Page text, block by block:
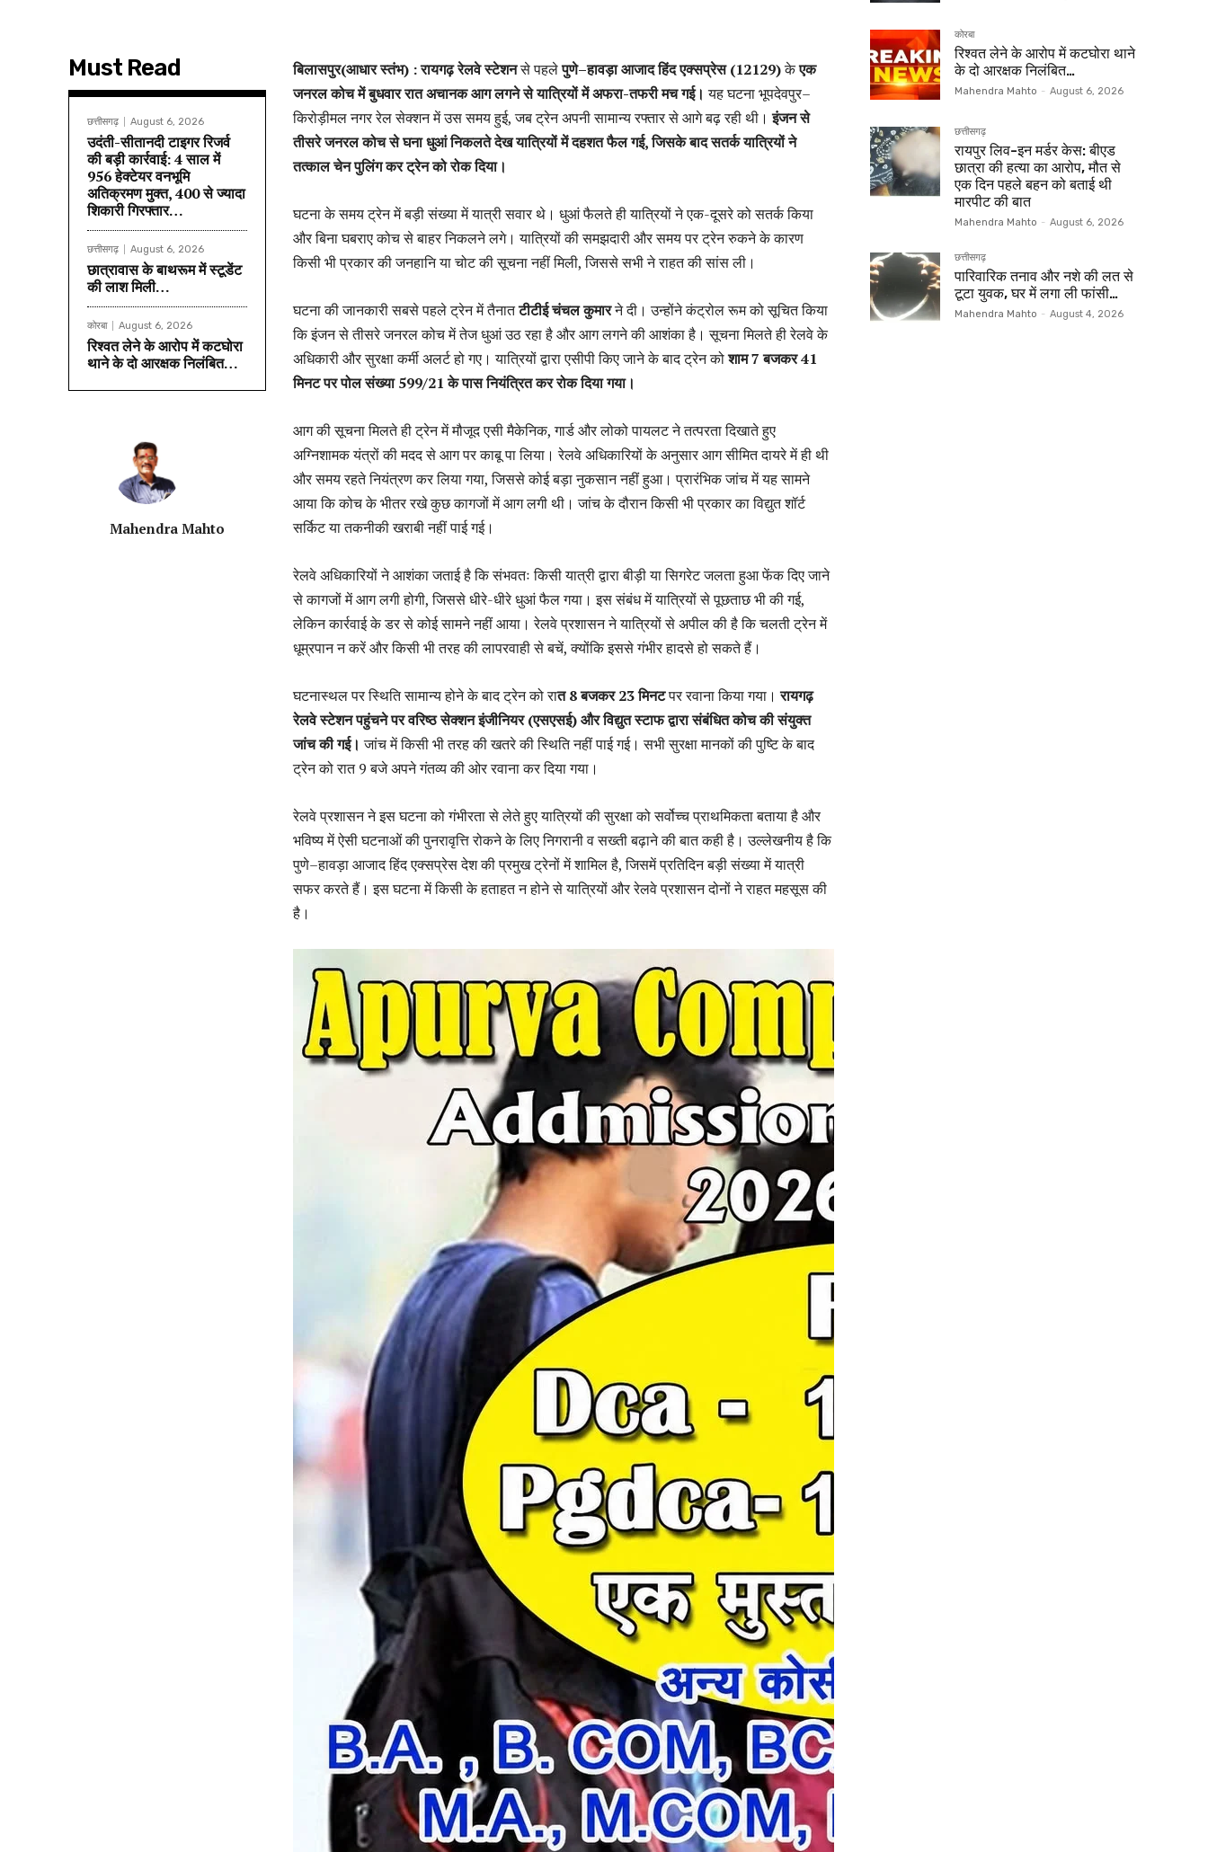
Must Read
छत्तीसगढ़ August 6, 2026
उदंती-सीतानदी टाइगर रिजर्व
की बड़ी कार्रवाई: 4 साल में
956 हेक्टेयर वनभूमि
अतिक्रमण मुक्त, 400 से ज्यादा
शिकारी गिरफ्तार…
छत्तीसगढ़ August 6, 2026
छात्रावास के बाथरूम में स्टूडेंट
की लाश मिली…
कोरबा August 6, 2026
रिश्वत लेने के आरोप में कटघोरा
थाने के दो आरक्षक निलंबित…
Mahendra Mahto
बिलासपुर(आधार स्तंभ) : रायगढ़ रेलवे स्टेशनसे पहलेपुणे–हावड़ा आजाद हिंद एक्सप्रेस (12129)केएक
जनरल कोच में बुधवार रात अचानक आग लगने से यात्रियों में अफरा-तफरी मच गई। यह घटना भूपदेवपुर–
किरोड़ीमल नगर रेल सेक्शन में उस समय हुई, जब ट्रेन अपनी सामान्य रफ्तार से आगे बढ़ रही थी। इंजन से
तीसरे जनरल कोच से घना धुआं निकलते देख यात्रियों में दहशत फैल गई, जिसके बाद सतर्क यात्रियों ने
तत्काल चेन पुलिंग कर ट्रेन को रोक दिया।
घटना के समय ट्रेन में बड़ी संख्या में यात्री सवार थे। धुआं फैलते ही यात्रियों ने एक-दूसरे को सतर्क किया
और बिना घबराए कोच से बाहर निकलने लगे। यात्रियों की समझदारी और समय पर ट्रेन रुकने के कारण
किसी भी प्रकार की जनहानि या चोट की सूचना नहीं मिली, जिससे सभी ने राहत की सांस ली।
घटना की जानकारी सबसे पहले ट्रेन में तैनातटीटीई चंचल कुमारने दी। उन्होंने कंट्रोल रूम को सूचित किया
कि इंजन से तीसरे जनरल कोच में तेज धुआं उठ रहा है और आग लगने की आशंका है। सूचना मिलते ही रेलवे के
अधिकारी और सुरक्षा कर्मी अलर्ट हो गए। यात्रियों द्वारा एसीपी किए जाने के बाद ट्रेन कोशाम 7 बजकर 41
मिनट पर पोल संख्या 599/21 के पास नियंत्रित कर रोक दिया गया।
आग की सूचना मिलते ही ट्रेन में मौजूद एसी मैकेनिक, गार्ड और लोको पायलट ने तत्परता दिखाते हुए
अग्निशामक यंत्रों की मदद से आग पर काबू पा लिया। रेलवे अधिकारियों के अनुसार आग सीमित दायरे में ही थी
और समय रहते नियंत्रण कर लिया गया, जिससे कोई बड़ा नुकसान नहीं हुआ। प्रारंभिक जांच में यह सामने
आया कि कोच के भीतर रखे कुछ कागजों में आग लगी थी। जांच के दौरान किसी भी प्रकार का विद्युत शॉर्ट
सर्किट या तकनीकी खराबी नहीं पाई गई।
रेलवे अधिकारियों ने आशंका जताई है कि संभवतः किसी यात्री द्वारा बीड़ी या सिगरेट जलता हुआ फेंक दिए जाने
से कागजों में आग लगी होगी, जिससे धीरे-धीरे धुआं फैल गया। इस संबंध में यात्रियों से पूछताछ भी की गई,
लेकिन कार्रवाई के डर से कोई सामने नहीं आया। रेलवे प्रशासन ने यात्रियों से अपील की है कि चलती ट्रेन में
धूम्रपान न करें और किसी भी तरह की लापरवाही से बचें, क्योंकि इससे गंभीर हादसे हो सकते हैं।
घटनास्थल पर स्थिति सामान्य होने के बाद ट्रेन को रात 8 बजकर 23 मिनटपर रवाना किया गया।रायगढ़
रेलवे स्टेशन पहुंचने पर वरिष्ठ सेक्शन इंजीनियर (एसएसई) और विद्युत स्टाफ द्वारा संबंधित कोच की संयुक्त
जांच की गई। जांच में किसी भी तरह की खतरे की स्थिति नहीं पाई गई। सभी सुरक्षा मानकों की पुष्टि के बाद
ट्रेन को रात 9 बजे अपने गंतव्य की ओर रवाना कर दिया गया।
रेलवे प्रशासन ने इस घटना को गंभीरता से लेते हुए यात्रियों की सुरक्षा को सर्वोच्च प्राथमिकता बताया है और
भविष्य में ऐसी घटनाओं की पुनरावृत्ति रोकने के लिए निगरानी व सख्ती बढ़ाने की बात कही है। उल्लेखनीय है कि
पुणे–हावड़ा आजाद हिंद एक्सप्रेस देश की प्रमुख ट्रेनों में शामिल है, जिसमें प्रतिदिन बड़ी संख्या में यात्री
सफर करते हैं। इस घटना में किसी के हताहत न होने से यात्रियों और रेलवे प्रशासन दोनों ने राहत महसूस की
है।
कोरबा
रिश्वत लेने के आरोप में कटघोरा थाने
के दो आरक्षक निलंबित…
Mahendra Mahto - August 6, 2026
छत्तीसगढ़
रायपुर लिव-इन मर्डर केस: बीएड
छात्रा की हत्या का आरोप, मौत से
एक दिन पहले बहन को बताई थी
मारपीट की बात
Mahendra Mahto - August 6, 2026
छत्तीसगढ़
पारिवारिक तनाव और नशे की लत से
टूटा युवक, घर में लगा ली फांसी…
Mahendra Mahto - August 4, 2026